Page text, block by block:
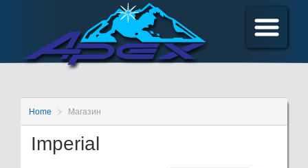
Home Магазин
Imperial